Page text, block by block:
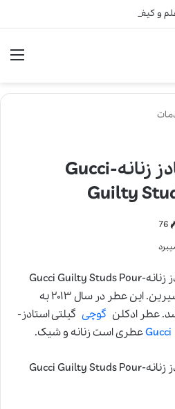
و کیفیت در خلق عطرهای لالیک
گوچی گیلتی استادز زنانه-Gucci
Guilty
76
عطر ادکلن گوچی گیلتی استادز زنانه-Gucci Guilty Studs Pour
Femme عطری است گرم و شیرین. این عطر در سال ۲۰۱۳ به
عطر ادکلن گوچی گیلتی استادز-
Gucci
عطر ادکلن گوچی گیلتی استادز زنانه-Gucci Guilty Studs Pour